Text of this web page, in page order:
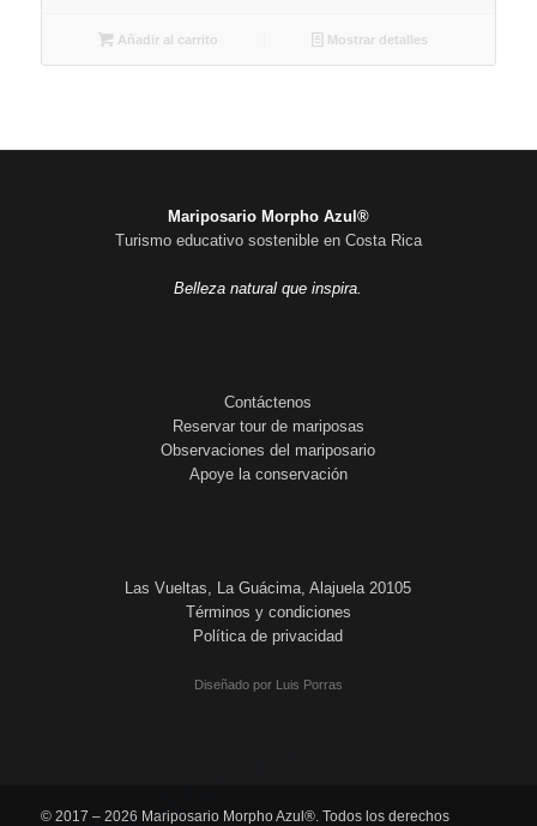
Añadir al carrito Mostrar detalles
Mariposario Morpho Azul®
Turismo educativo sostenible en Costa Rica
Belleza natural que inspira.
Contáctenos
Reservar tour de mariposas
Observaciones del mariposario
Apoye la conservación
Las Vueltas, La Guácima, Alajuela 20105
Términos y condiciones
Política de privacidad
Diseñado por Luis Porras